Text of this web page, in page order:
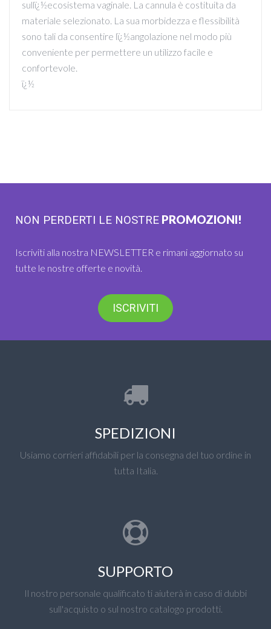
sullï¿½ecosistema vaginale. La cannula è costituita da
materiale selezionato. La sua morbidezza e flessibilità
sono tali da consentire lï¿½angolazione nel modo più
conveniente per permettere un utilizzo facile e
confortevole.
ï¿½
NON PERDERTI LE NOSTRE PROMOZIONI!
Iscriviti alla nostra NEWSLETTER e rimani aggiornato su
tutte le nostre offerte e novità.
ISCRIVITI
SPEDIZIONI
Usiamo corrieri affidabili per la consegna del tuo ordine in
tutta Italia.
SUPPORTO
Il nostro personale qualificato ti aiuterà in caso di dubbi
sull'acquisto o sul nostro catalogo prodotti.